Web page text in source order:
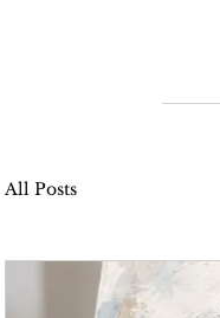
All Posts